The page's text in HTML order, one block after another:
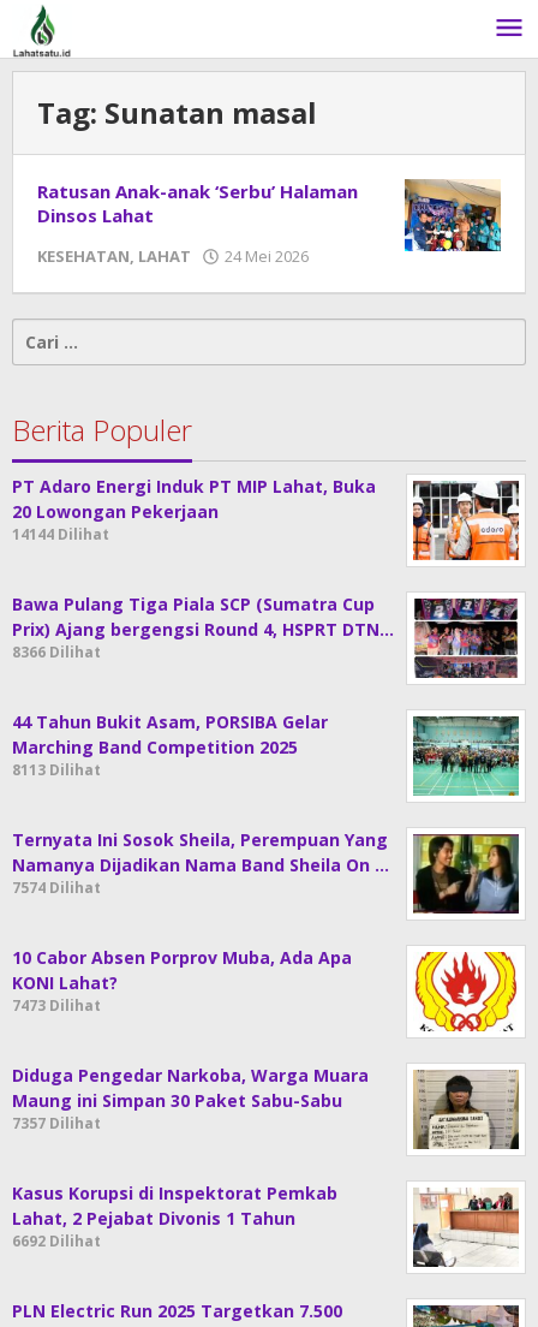
Lewati
konten
Tag: Sunatan masal
Ratusan Anak-anak ‘Serbu’ Halaman
Dinsos Lahat
KESEHATAN, LAHAT 24 Mei 2026
Cari
untuk:
Berita Populer
PT Adaro Energi Induk PT MIP Lahat, Buka
20 Lowongan Pekerjaan
14144 Dilihat
Bawa Pulang Tiga Piala SCP (Sumatra Cup
Prix) Ajang bergengsi Round 4, HSPRT DTN…
8366 Dilihat
44 Tahun Bukit Asam, PORSIBA Gelar
Marching Band Competition 2025
8113 Dilihat
Ternyata Ini Sosok Sheila, Perempuan Yang
Namanya Dijadikan Nama Band Sheila On …
7574 Dilihat
10 Cabor Absen Porprov Muba, Ada Apa
KONI Lahat?
7473 Dilihat
Diduga Pengedar Narkoba, Warga Muara
Maung ini Simpan 30 Paket Sabu-Sabu
7357 Dilihat
Kasus Korupsi di Inspektorat Pemkab
Lahat, 2 Pejabat Divonis 1 Tahun
6692 Dilihat
PLN Electric Run 2025 Targetkan 7.500